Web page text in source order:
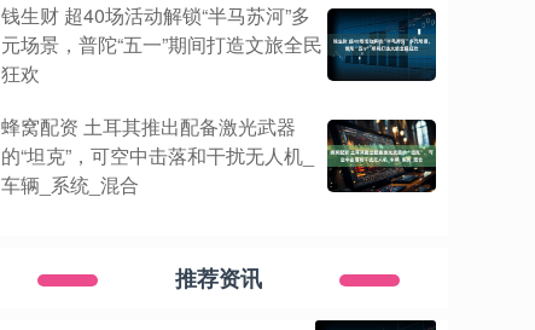
钱生财 超40场活动解锁“半马苏河”多
元场景，普陀“五一”期间打造文旅全民
狂欢
蜂窝配资 土耳其推出配备激光武器
的“坦克”，可空中击落和干扰无人机_
车辆_系统_混合
推荐资讯